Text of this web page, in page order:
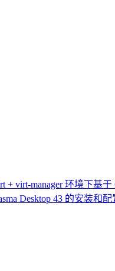
virt-manager 环境下基于
Desktop 43 的安装和配